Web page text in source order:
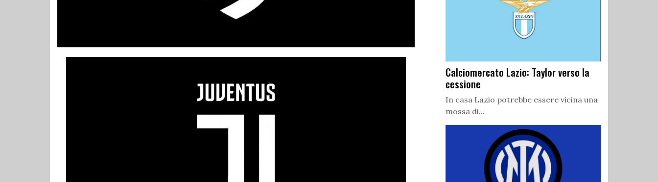
Calciomercato Lazio: Taylor verso la
cessione
In casa Lazio potrebbe essere vicina una
mossa di...